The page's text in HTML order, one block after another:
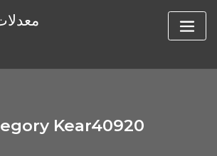
Kear40920